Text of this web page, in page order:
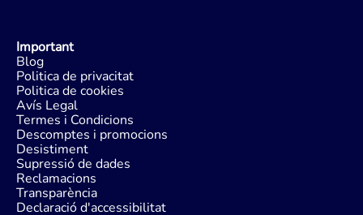
Important
Blog
Politica de privacitat
Politica de cookies
Avís Legal
Termes i Condicions
Descomptes i promocions
Desistiment
Supressió de dades
Reclamacions
Transparència
Declaració d'accessibilitat